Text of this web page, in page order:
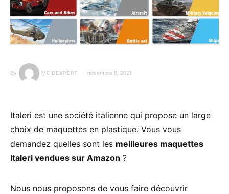
By MODEXPERT novembre 8, 2021
Italeri est une société italienne qui propose un large
choix de maquettes en plastique. Vous vous
demandez quelles sont les meilleures maquettes
Italeri vendues sur Amazon ?
Nous nous proposons de vous faire découvrir